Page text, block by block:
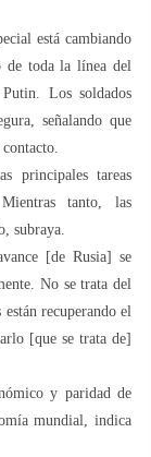
está cambiando
de toda la línea del
Los soldados
señalando que
principales tareas
tanto, las
subraya.
[de Rusia] se
No se trata del
recuperando el
[que se trata de]
y paridad de
mundial, indica